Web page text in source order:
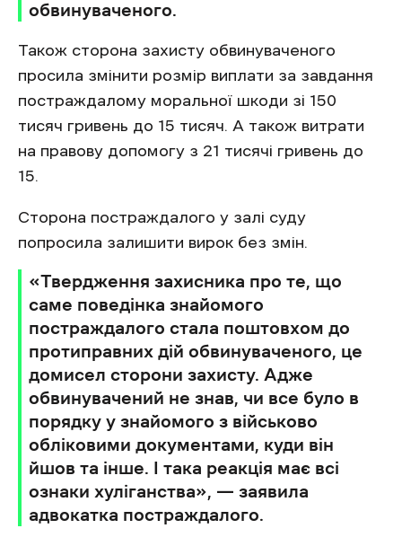
обвинуваченого.
Також сторона захисту обвинуваченого
просила змінити розмір виплати за завдання
постраждалому моральної шкоди зі 150
тисяч гривень до 15 тисяч. А також витрати
на правову допомогу з 21 тисячі гривень до
15.
Сторона постраждалого у залі суду
попросила залишити вирок без змін.
«Твердження захисника про те, що
саме поведінка знайомого
постраждалого стала поштовхом до
протиправних дій обвинуваченого, це
домисел сторони захисту. Адже
обвинувачений не знав, чи все було в
порядку у знайомого з військово
обліковими документами, куди він
йшов та інше. І така реакція має всі
ознаки хуліганства», — заявила
адвокатка постраждалого.